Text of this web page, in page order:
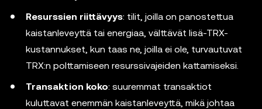
Resurssien riittävyys: tilit, joilla on panostettua
kaistanleveyttä tai energiaa, välttävät lisä-TRX-
kustannukset, kun taas ne, joilla ei ole, turvautuvat
TRX:n polttamiseen resurssivajeiden kattamiseksi.
Transaktion koko: suuremmat transaktiot
kuluttavat enemmän kaistanleveyttä, mikä johtaa